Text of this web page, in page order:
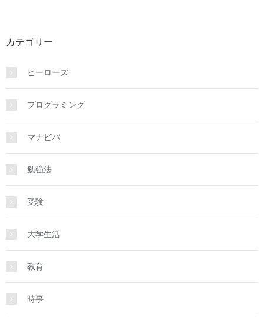
カテゴリー
ヒーローズ
プログラミング
マナビバ
勉強法
受験
大学生活
教育
時事